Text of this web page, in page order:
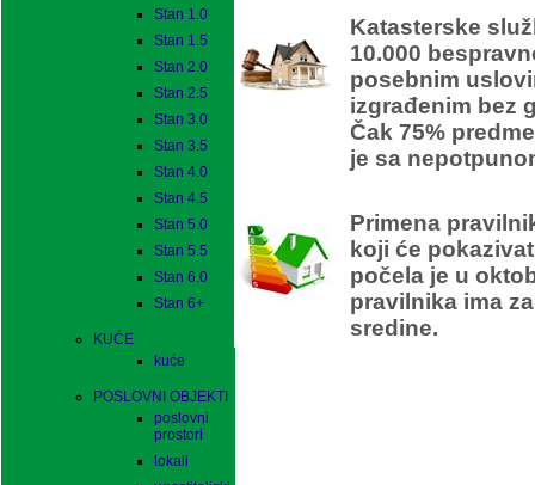
Stan 1.0
Stan 1.5
Stan 2.0
Stan 2.5
Stan 3.0
Stan 3.5
Stan 4.0
Stan 4.5
Stan 5.0
Stan 5.5
Stan 6.0
Stan 6+
KUĆE
kuće
POSLOVNI OBJEKTI
poslovni
prostori
lokali
Katasterske
10.000
posebnim
izgrađenim bez
Čak 75%
je sa
Primena
koji će
počela je u
pravilnika ima
sredine.